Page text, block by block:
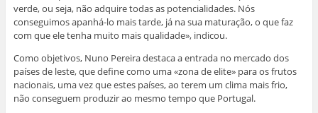
verde, ou seja, não adquire todas as potencialidades. Nós
conseguimos apanhá-lo mais tarde, já na sua maturação, o que faz
com que ele tenha muito mais qualidade», indicou.
Como objetivos, Nuno Pereira destaca a entrada no mercado dos
países de leste, que define como uma «zona de elite» para os frutos
nacionais, uma vez que estes países, ao terem um clima mais frio,
não conseguem produzir ao mesmo tempo que Portugal.